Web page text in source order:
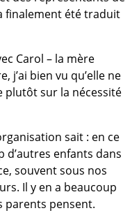
finalement été traduit
Carol – la mère
j’ai bien vu qu’elle ne
plutôt sur la nécessité
sait : en ce
d’autres enfants dans
souvent sous nos
Il y en a beaucoup
parents pensent.